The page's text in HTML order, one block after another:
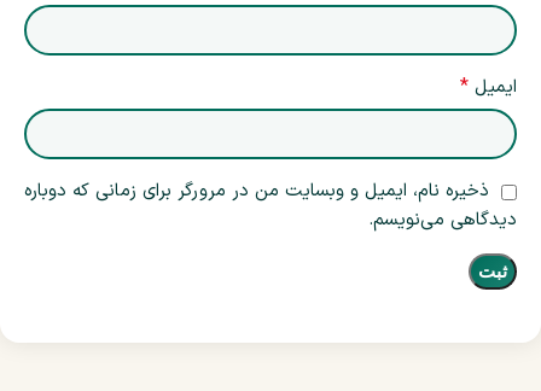
ایمیل *
ذخیره نام، ایمیل و وبسایت من در مرورگر برای زمانی که دوباره
دیدگاهی می‌نویسم.